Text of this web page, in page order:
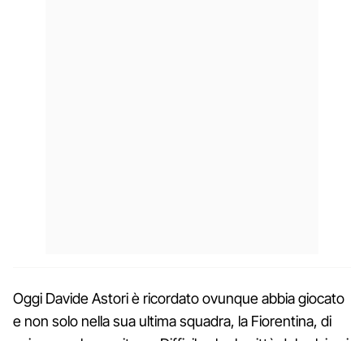
Oggi Davide Astori è ricordato ovunque abbia giocato
e non solo nella sua ultima squadra, la Fiorentina, di